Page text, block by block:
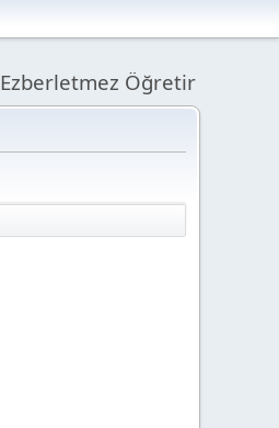
Ezberletmez Öğretir